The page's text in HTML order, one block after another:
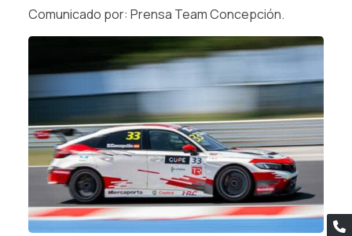
Comunicado por: Prensa Team Concepción.